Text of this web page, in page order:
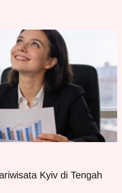
Kyiv di Tengah